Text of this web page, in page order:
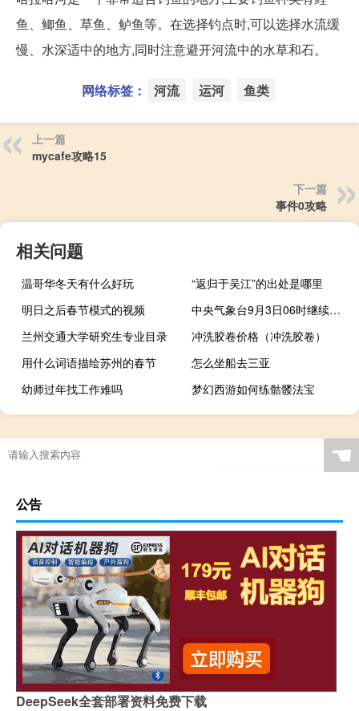
鱼、鲫鱼、草鱼、鲈鱼等。在选择钓点时,可以选择水流缓
慢、水深适中的地方,同时注意避开河流中的水草和石。
网络标签： 河流 运河 鱼类
上一篇
mycafe攻略15
下一篇
事件0攻略
相关问题
温哥华冬天有什么好玩
“返归于吴江”的出处是哪里
明日之后春节模式的视频
中央气象台9月3日06时继续发布暴雨黄色预警
兰州交通大学研究生专业目录
冲洗胶卷价格（冲洗胶卷）
用什么词语描绘苏州的春节
怎么坐船去三亚
幼师过年找工作难吗
梦幻西游如何练骷髅法宝
☚
公告
DeepSeek全套部署资料免费下载